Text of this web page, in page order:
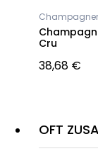
Cru
38,68 €
OFT